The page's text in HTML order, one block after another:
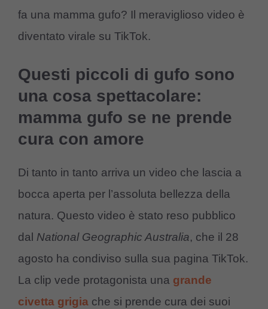
fa una mamma gufo? Il meraviglioso video è
diventato virale su TikTok.
Questi piccoli di gufo sono
una cosa spettacolare:
mamma gufo se ne prende
cura con amore
Di tanto in tanto arriva un video che lascia a
bocca aperta per l’assoluta bellezza della
natura. Questo video è stato reso pubblico
dal National Geographic Australia, che il 28
agosto ha condiviso sulla sua pagina TikTok.
La clip vede protagonista una grande
civetta grigia che si prende cura dei suoi